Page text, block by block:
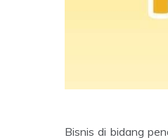
Bisnis di bidang